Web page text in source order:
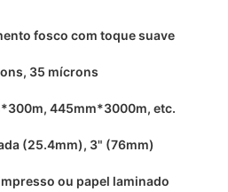
fosco com toque suave
35 mícrons
445mm*3000m, etc.
(25.4mm), 3" (76mm)
ou papel laminado